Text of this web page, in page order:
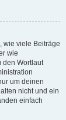
wie viele Beiträge
wie
den Wortlaut
um deinen
nicht und ein
einfach